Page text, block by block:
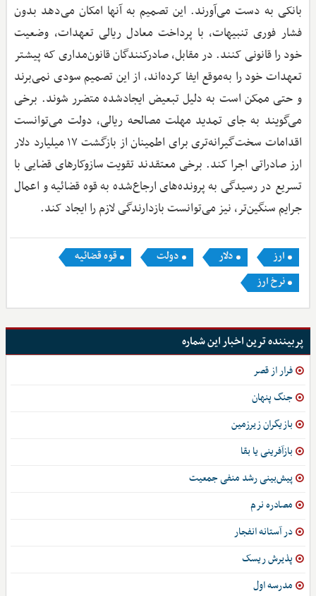
بانکی به ‌دست می‌آورند. این تصمیم به آنها امکان می‌دهد بدون
فشار فوری تنبیهات، با پرداخت معادل ریالی تعهدات، وضعیت
خود را قانونی کنند. در مقابل، صادرکنندگان قانون‌مداری که پیشتر
تعهدات خود را به‌موقع ایفا کرده‌اند، از این تصمیم سودی نمی‌برند
و حتی ممکن است به دلیل تبعیض ایجادشده متضرر شوند. برخی
می‌گویند به جای تمدید مهلت مصالحه ریالی، دولت می‌توانست
اقدامات سخت‌گیرانه‌تری برای اطمینان از بازگشت ۱۷ میلیارد دلار
ارز صادراتی اجرا کند. برخی معتقدند تقویت سازوکارهای قضایی با
تسریع در رسیدگی به پرونده‌های ارجاع‌شده به قوه قضائیه و اعمال
جرایم سنگین‌تر، نیز می‌توانست بازدارندگی لازم را ایجاد کند.
ارز دلار دولت
قوه قضائیه
نرخ ارز
پربیننده ترین اخبار این شماره
فرار از قصر
جنگ پنهان
بازیگران زیرزمین
بازآفرینی یا بقا
پیش‌بینی رشد منفی جمعیت
مصادره نرم
در آستانه انفجار
پذیرش ریسک
مدرسه اول